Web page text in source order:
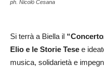
ph. Nicolò Cesana
Si terrà a Biella il
Elio e le Storie Tese e
musica, solidarietà e